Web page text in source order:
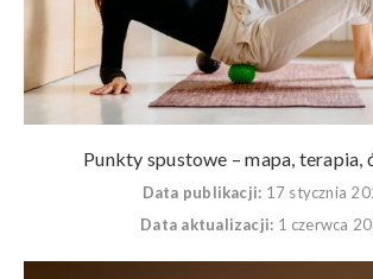
Punkty spustowe – mapa, terapia,
Data publikacji: 17 stycznia
Data aktualizacji: 1 czerwca